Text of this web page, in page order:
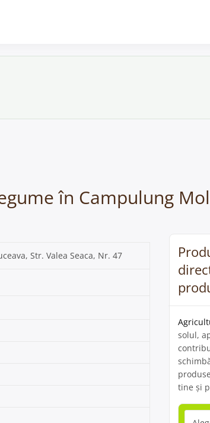
în Campulung
Str. Valea Seaca, Nr. 47
solul,
tine și